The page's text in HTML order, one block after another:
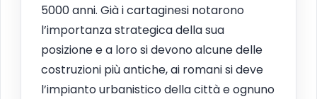
5000 anni. Già i cartaginesi notarono
l’importanza strategica della sua
posizione e a loro si devono alcune delle
costruzioni più antiche, ai romani si deve
l’impianto urbanistico della città e ognuno